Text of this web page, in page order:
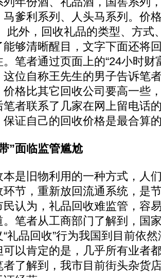
爹利系列、人头马系列。价
此外，回收礼品的类型、方式
能够清晰醒目，文字下面还将
笔者通过页面上的“24小时财
位自称王先生的男子告诉笔
价格比其它回收公司要高一些
笔者联系了几家在网上留电话
证自己的回收价格是最合算
”面临监管尴尬
旧物利用的一种方式，人
节，重新放回流通系统，是
认为，礼品回收难监管，容
。笔者从工商部门了解到，国
礼品回收”行为我国到目前依
以肯定的是，几乎所有业者
了解到，我市目前街头杂货